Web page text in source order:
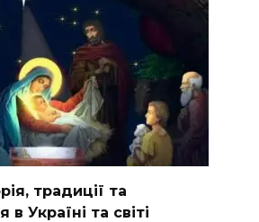
традиції та
в Україні та світі